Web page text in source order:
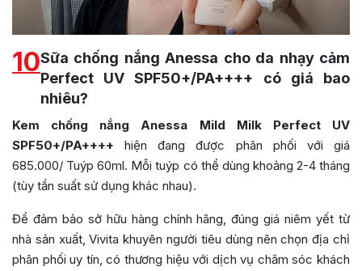
10Sữa chống nắng Anessa cho da nhạy cảm
Perfect UV SPF50+/PA++++ có giá bao
nhiêu?
Kem chống nắng Anessa Mild Milk Perfect UV
SPF50+/PA++++ hiện đang được phân phối với giá
685.000/ Tuýp 60ml. Mỗi tuýp có thể dùng khoảng 2-4 tháng
(tùy tần suất sử dụng khác nhau).
Để đảm bảo sở hữu hàng chính hãng, đúng giá niêm yết từ
nhà sản xuất, Vivita khuyên người tiêu dùng nên chọn địa chỉ
phân phối uy tín, có thương hiệu với dịch vụ chăm sóc khách